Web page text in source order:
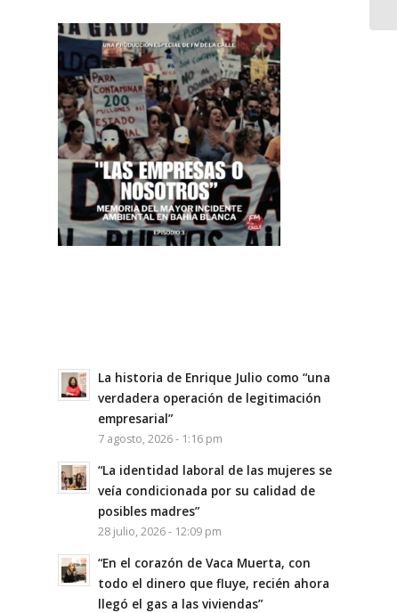
La historia de Enrique Julio como “una
verdadera operación de legitimación
empresarial”
7 agosto, 2026 - 1:16 pm
“La identidad laboral de las mujeres se
veía condicionada por su calidad de
posibles madres”
28 julio, 2026 - 12:09 pm
“En el corazón de Vaca Muerta, con
todo el dinero que fluye, recién ahora
llegó el gas a las viviendas”